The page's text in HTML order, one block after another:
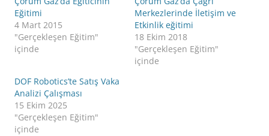
Eğitimi
4 Mart 2015
"Gerçekleşen Eğitim"
içinde
Merkezlerinde İletişim ve
Etkinlik eğitimi
18 Ekim 2018
"Gerçekleşen Eğitim"
içinde
DOF Robotics’te Satış Vaka
Analizi Çalışması
15 Ekim 2025
"Gerçekleşen Eğitim"
içinde